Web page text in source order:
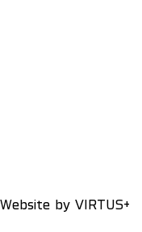
Website by VIRTUS+